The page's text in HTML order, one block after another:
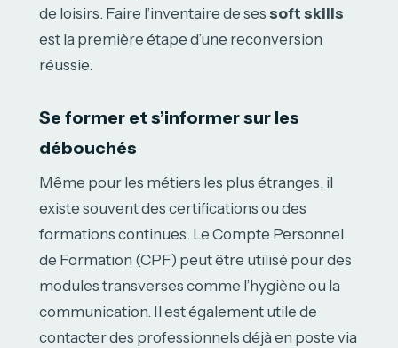
de loisirs. Faire l’inventaire de ses soft skills
est la première étape d’une reconversion
réussie.
Se former et s’informer sur les
débouchés
Même pour les métiers les plus étranges, il
existe souvent des certifications ou des
formations continues. Le Compte Personnel
de Formation (CPF) peut être utilisé pour des
modules transverses comme l’hygiène ou la
communication. Il est également utile de
contacter des professionnels déjà en poste via